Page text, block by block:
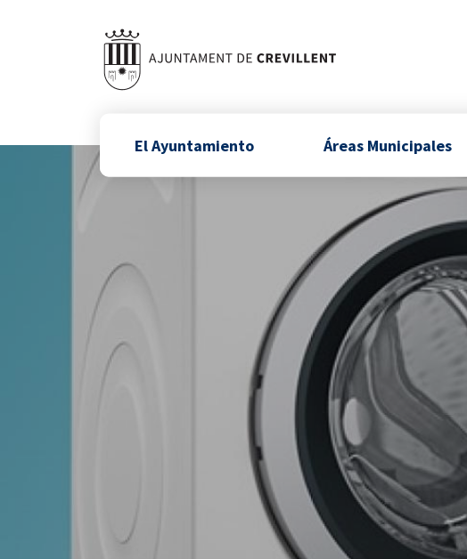
El Ayuntamiento Áreas Municipales